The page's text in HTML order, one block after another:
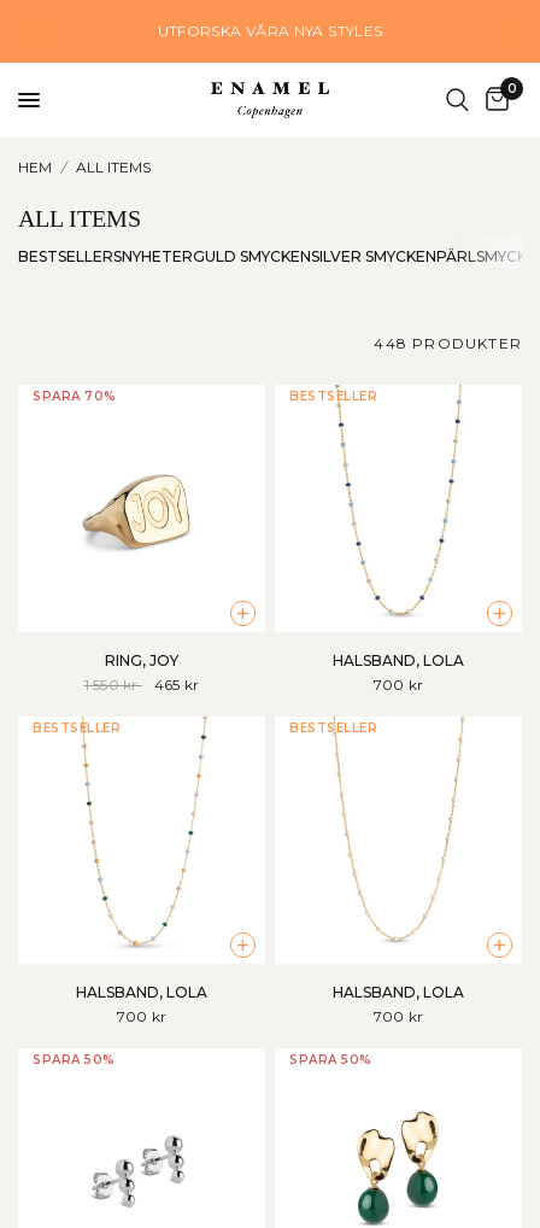
UTFORSKA VÅRA NYA STYLES
0
HEM / ALL ITEMS
ALL ITEMS
BESTSELLERSNYHETERGULD SMYCKENSILVER SMYCKEN
448 PRODUKTER
SPARA 70%
+
RING, JOY
1 550 kr
465 kr
BESTSELLER
+
HALSBAND, LOLA
700 kr
BESTSELLER
+
HALSBAND, LOLA
700 kr
BESTSELLER
+
HALSBAND, LOLA
700 kr
SPARA 50% SPARA 50%